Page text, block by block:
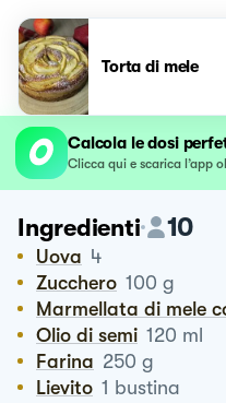
Torta di mele
Calcola le dosi
Clicca qui e scarica l’app
Ingredienti 10
Uova 4
Zucchero 100 g
Marmellata di mele
Olio di semi 120 ml
Farina 250 g
Lievito 1 bustina